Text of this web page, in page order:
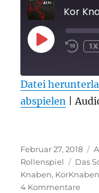
Kor
PLAY
EPISODE
1X
RSS FEED
TEILEN
EMBED
Datei
abspielen |
Veröffentlicht
am
Februar 27, 2018
Rollenspiel
Das
Knaben,
4 Kommentarezu